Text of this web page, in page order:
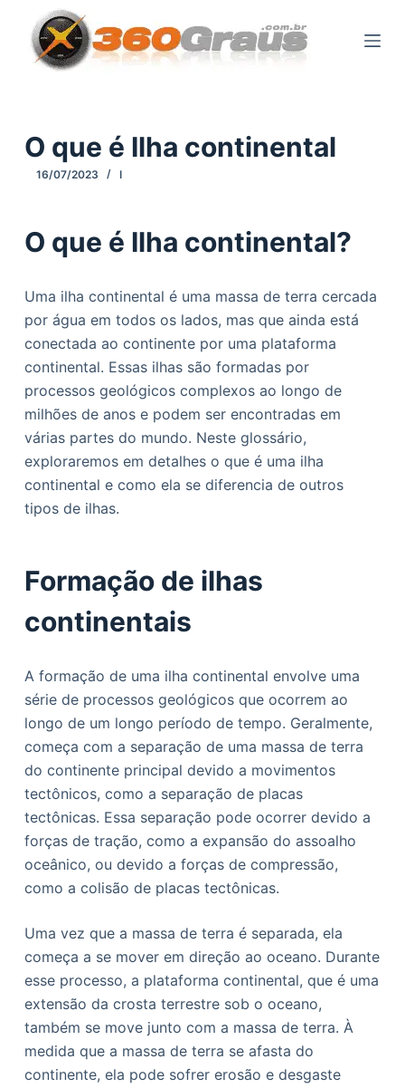
p
o
n
e
ú
d
o
O que é Ilha continental
16/07/2023 I
O que é Ilha continental?
Uma ilha continental é uma massa de terra cercada
por água em todos os lados, mas que ainda está
conectada ao continente por uma plataforma
continental. Essas ilhas são formadas por
processos geológicos complexos ao longo de
milhões de anos e podem ser encontradas em
várias partes do mundo. Neste glossário,
exploraremos em detalhes o que é uma ilha
continental e como ela se diferencia de outros
tipos de ilhas.
Formação de ilhas
continentais
A formação de uma ilha continental envolve uma
série de processos geológicos que ocorrem ao
longo de um longo período de tempo. Geralmente,
começa com a separação de uma massa de terra
do continente principal devido a movimentos
tectônicos, como a separação de placas
tectônicas. Essa separação pode ocorrer devido a
forças de tração, como a expansão do assoalho
oceânico, ou devido a forças de compressão,
como a colisão de placas tectônicas.
Uma vez que a massa de terra é separada, ela
começa a se mover em direção ao oceano. Durante
esse processo, a plataforma continental, que é uma
extensão da crosta terrestre sob o oceano,
também se move junto com a massa de terra. À
medida que a massa de terra se afasta do
continente, ela pode sofrer erosão e desgaste